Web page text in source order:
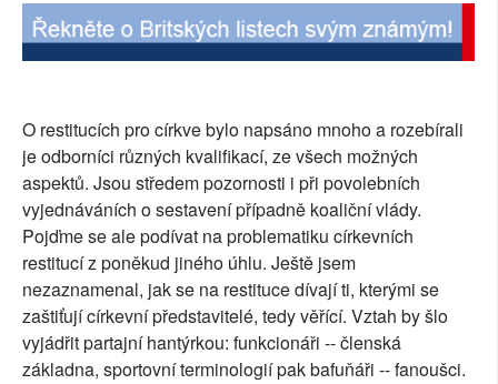
O restitucích pro církve bylo napsáno mnoho a rozebírali
je odborníci různých kvalifikací, ze všech možných
aspektů. Jsou středem pozornosti i při povolebních
vyjednáváních o sestavení případně koaliční vlády.
Pojďme se ale podívat na problematiku církevních
restitucí z poněkud jiného úhlu. Ještě jsem
nezaznamenal, jak se na restituce dívají ti, kterými se
zaštiťují církevní představitelé, tedy věřící. Vztah by šlo
vyjádřit partajní hantýrkou: funkcionáři -- členská
základna, sportovní terminologií pak bafuňáři -- fanoušci.